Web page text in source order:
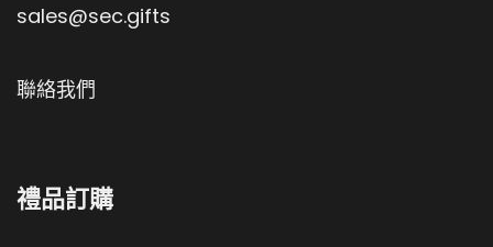
sales@sec.gifts
聯絡我們
禮品訂購